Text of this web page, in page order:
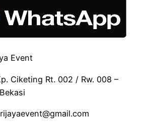
Event
Ciketing Rt. 002 / Rw. 008 –